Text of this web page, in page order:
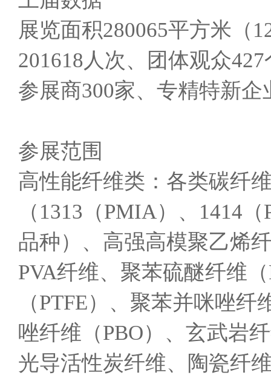
展览面积280065平方米（
201618人次、团体观众
参展商300家、专精特新企
参展范围
高性能纤维类：各类碳纤
（1313（PMIA）、1414
品种）、高强高模聚乙烯
PVA纤维、聚苯硫醚纤维
（PTFE）、聚苯并咪唑
唑纤维（PBO）、玄武岩
光导活性炭纤维、陶瓷纤